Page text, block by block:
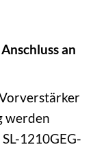
an
werden
1210GEG-